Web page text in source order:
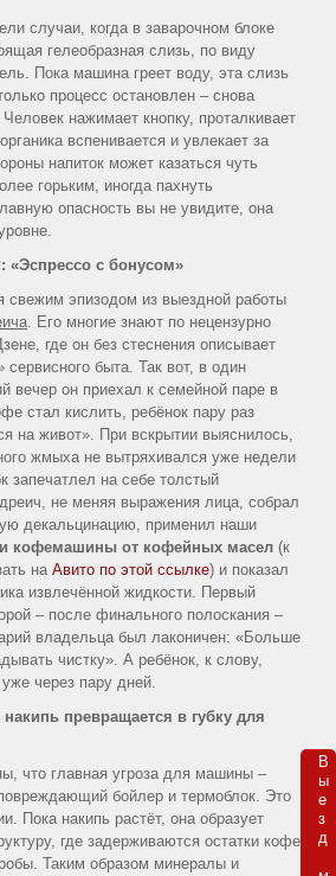
случаи, когда в заварочном блоке
гелеобразная слизь, по виду
Пока машина греет воду, эта слизь
процесс остановлен – снова
нажимает кнопку, проталкивает
вспенивается и увлекает за
напиток может казаться чуть
горьким, иногда пахнуть
опасность вы не увидите, она
«Эспрессо с бонусом»
свежим эпизодом из выездной работы
. Его многие знают по нецензурно
где он без стеснения описывает
сервисного быта. Так вот, в один
вечер он приехал к семейной паре в
стал кислить, ребёнок пару раз
на живот». При вскрытии выяснилось,
жмыха не вытряхивался уже недели
запечатлел на себе толстый
не меняя выражения лица, собрал
декальцинацию, применил наши
кофемашины от кофейных масел (к
на Авито по этой ссылке) и показал
извлечённой жидкости. Первый
– после финального полоскания –
владельца был лаконичен: «Больше
чистку». А ребёнок, к слову,
через пару дней.
накипь превращается в губку для
что главная угроза для машины –
бойлер и термоблок. Это
Пока накипь растёт, она образует
где задерживаются остатки кофе
Таким образом минералы и
В
ы
е
з
д